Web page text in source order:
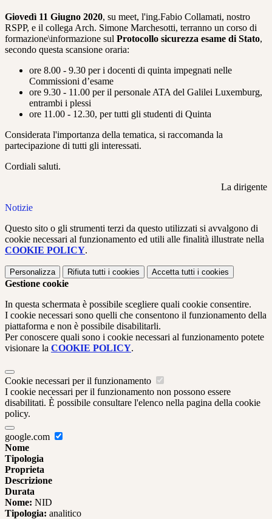
Giovedì 11 Giugno 2020, su meet, l'ing.Fabio Collamati, nostro
RSPP, e il collega Arch. Simone Marchesotti, terranno un corso di
formazione\informazione sul Protocollo sicurezza esame di Stato,
secondo questa scansione oraria:
ore 8.00 - 9.30 per i docenti di quinta impegnati nelle
Commissioni d’esame
ore 9.30 - 11.00 per il personale ATA del Galilei Luxemburg,
entrambi i plessi
ore 11.00 - 12.30, per tutti gli studenti di Quinta
Considerata l'importanza della tematica, si raccomanda la
partecipazione di tutti gli interessati.
Cordiali saluti.
La dirigente
Notizie
Questo sito o gli strumenti terzi da questo utilizzati si avvalgono di
cookie necessari al funzionamento ed utili alle finalità illustrate nella
COOKIE POLICY.
Personalizza Rifiuta tutti i cookies Accetta tutti i cookies
Gestione cookie
In questa schermata è possibile scegliere quali cookie consentire.
I cookie necessari sono quelli che consentono il funzionamento della
piattaforma e non è possibile disabilitarli.
Per conoscere quali sono i cookie necessari al funzionamento potete
visionare la COOKIE POLICY.
Cookie necessari per il funzionamento
I cookie necessari per il funzionamento non possono essere
disabilitati. È possibile consultare l'elenco nella pagina della cookie
policy.
google.com
Nome
Tipologia
Proprieta
Descrizione
Durata
Nome: NID
Tipologia: analitico